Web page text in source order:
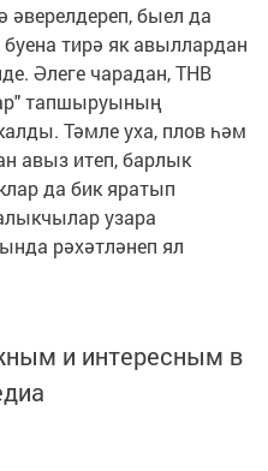
әверелдереп, быел да
тирә як авыллардан
Әлеге чарадан, ТНВ
тапшыруының
Тәмле уха, плов һәм
авыз итеп, барлык
да бик яратып
узара
рәхәтләнеп ял
и интересным в